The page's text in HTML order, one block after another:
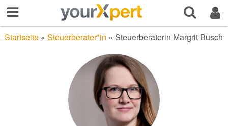
Startseite» Steuerberater*in » Steuerberaterin Margrit Busch